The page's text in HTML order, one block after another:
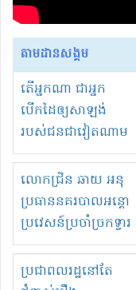
តាមដានសង្គម
តើអ្នកណា ជាអ្នក
បើកដៃឲ្យសាឡង់
របស់ជនជាវៀតណាម
ចូល មកខុស
ច្បាប់លួចបូមខ្សាច់នៅ
ក្នុងប្រទេសកម្ពុជា
លោកជ្រិន ឆាយ អនុ
ប្រធាននគរបាលអន្តោ
ប្រវេសន៍ប្រចាំច្រកទ្វារ
ព្រំដែនភ្នំឌិន និងឈ្មួញ
មួយចំនួនទៀត
ប្រជាពលរដ្ឋនៅតែ